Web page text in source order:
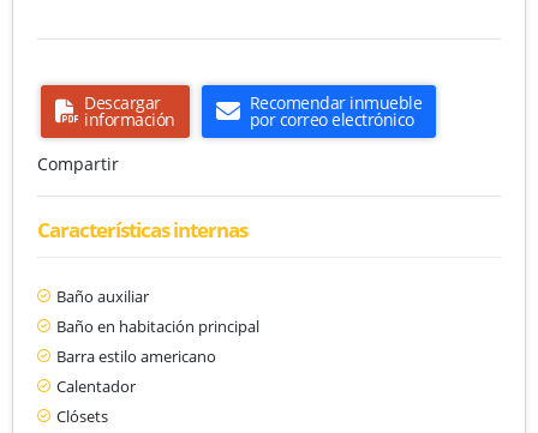
Descargar
información
Recomendar inmueble
por correo electrónico
Compartir
Características internas
Baño auxiliar
Baño en habitación principal
Barra estilo americano
Calentador
Clósets